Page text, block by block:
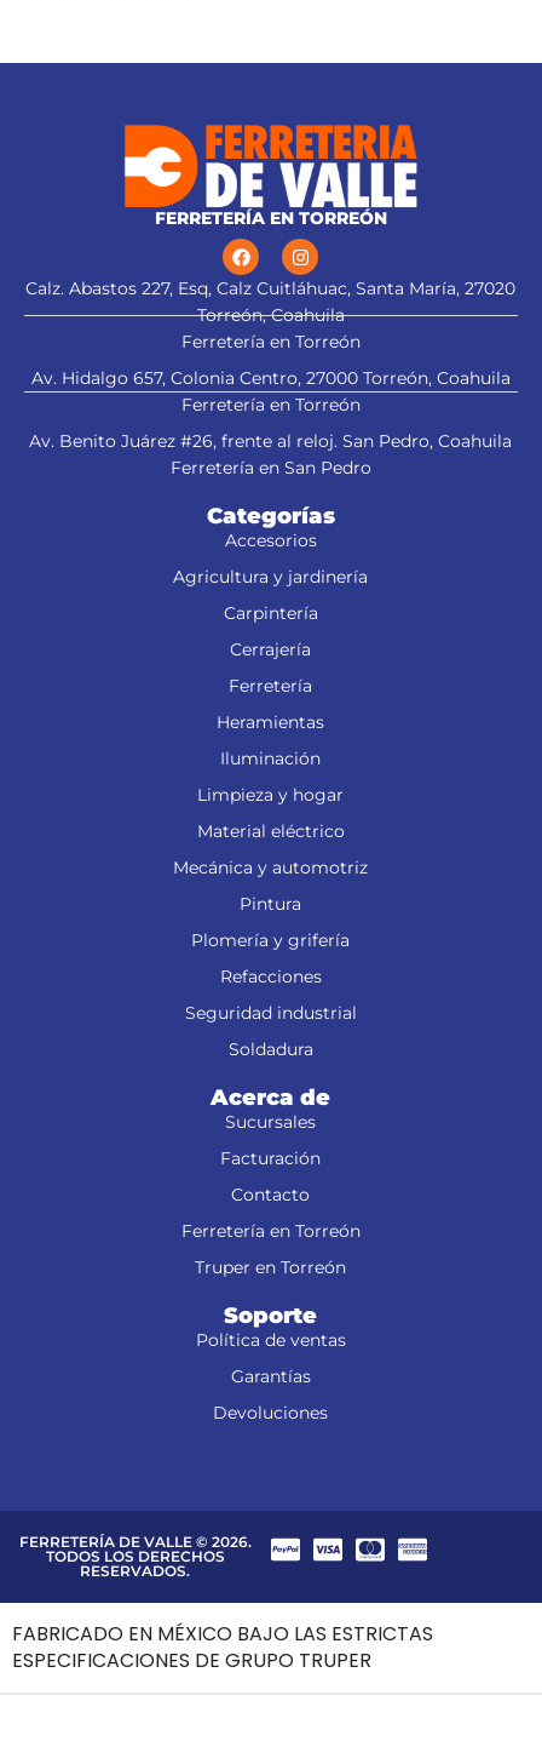
3-1/4N, CEPEL-3-1/4A4 y CEPEL-3-
Este producto sustituye a: CU-
CEPEL-3-1/4X (13092)
alternado de forma plana y
FERRETERÍA EN TORREÓN
Calz. Abastos 227, Esq, Calz Cuitláhuac, Santa María, 27020
Torreón, Coahuila
Ferretería en Torreón
Av. Hidalgo 657, Colonia Centro, 27000 Torreón, Coahuila
Ferretería en Torreón
Av. Benito Juárez #26, frente al reloj. San Pedro, Coahuila
Ferretería en San Pedro
Categorías
Accesorios
Agricultura y jardinería
Carpintería
Cerrajería
Ferretería
Heramientas
Iluminación
Limpieza y hogar
Material eléctrico
Mecánica y automotriz
Pintura
Plomería y grifería
Refacciones
Seguridad industrial
Soldadura
Acerca de
Sucursales
Facturación
Contacto
Ferretería en Torreón
Truper en Torreón
Soporte
Política de ventas
Garantías
Devoluciones
FERRETERÍA DE VALLE © 2026.
TODOS LOS DERECHOS
RESERVADOS.
FABRICADO EN MÉXICO BAJO LAS ESTRICTAS
ESPECIFICACIONES DE GRUPO TRUPER